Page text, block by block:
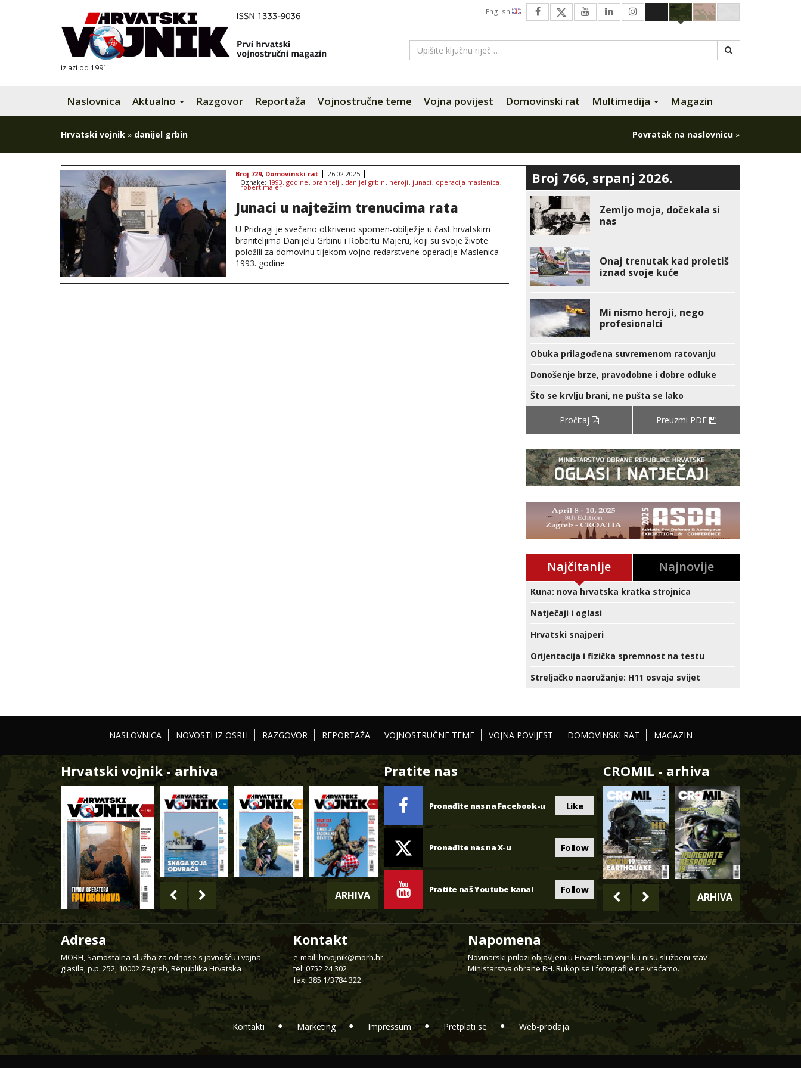
izlazi od 1991.
English
Naslovnica Aktualno Razgovor Reportaža Vojnostručne teme Vojna povijest Domovinski rat Multimedija Magazin
Hrvatski vojnik » danijel grbin Povratak na naslovnicu »
Broj 729, Domovinski rat
26.02.2025
Oznake: 1993. godine, branitelji, danijel grbin, heroji, junaci, operacija maslenica,
robert majer
Junaci u najtežim trenucima rata
U Pridragi je svečano otkriveno spomen-obilježje u čast hrvatskim
braniteljima Danijelu Grbinu i Robertu Majeru, koji su svoje živote
položili za domovinu tijekom vojno-redarstvene operacije Maslenica
1993. godine
Broj 766, srpanj 2026.
Zemljo moja, dočekala si
nas
Onaj trenutak kad proletiš
iznad svoje kuće
Mi nismo heroji, nego
profesionalci
Obuka prilagođena suvremenom ratovanju
Donošenje brze, pravodobne i dobre odluke
Što se krvlju brani, ne pušta se lako
Pročitaj Preuzmi PDF
Najčitanije Najnovije
Kuna: nova hrvatska kratka strojnica
Natječaji i oglasi
Hrvatski snajperi
Orijentacija i fizička spremnost na testu
Streljačko naoružanje: H11 osvaja svijet
NASLOVNICA NOVOSTI IZ OSRH RAZGOVOR REPORTAŽA VOJNOSTRUČNE TEME VOJNA POVIJEST DOMOVINSKI RAT MAGAZIN
Hrvatski vojnik - arhiva
ARHIVA
Pratite nas
Pronađite nas na Facebook-u Like
Pronađite nas na X-u Follow
Pratite naš Youtube kanal Follow
CROMIL - arhiva
ARHIVA
Adresa
MORH, Samostalna služba za odnose s javnošću i vojna
glasila, p.p. 252, 10002 Zagreb, Republika Hrvatska
Kontakt
e-mail: hrvojnik@morh.hr
tel: 0752 24 302
fax: 385 1/3784 322
Napomena
Novinarski prilozi objavljeni u Hrvatskom vojniku nisu službeni stav
Ministarstva obrane RH. Rukopise i fotografije ne vraćamo.
Kontakti Marketing Impressum Pretplati se Web-prodaja